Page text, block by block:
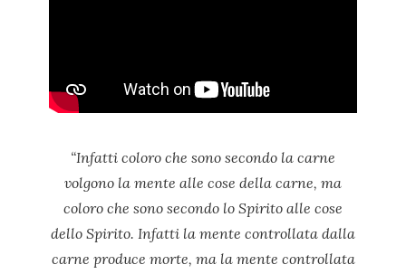
“Infatti coloro che sono secondo la carne
volgono la mente alle cose della carne, ma
coloro che sono secondo lo Spirito alle cose
dello Spirito. Infatti la mente controllata dalla
carne produce morte, ma la mente controllata